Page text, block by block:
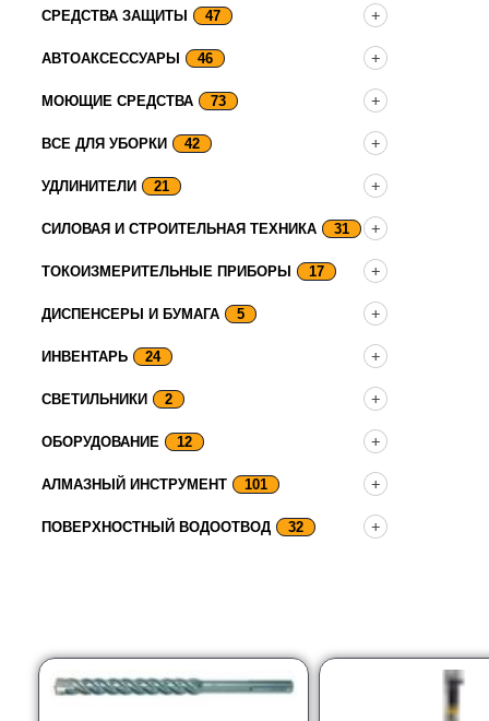
СРЕДСТВА ЗАЩИТЫ 47
АВТОАКСЕССУАРЫ 46
МОЮЩИЕ СРЕДСТВА 73
ВСЕ ДЛЯ УБОРКИ 42
УДЛИНИТЕЛИ 21
СИЛОВАЯ И СТРОИТЕЛЬНАЯ ТЕХНИКА 31
ТОКОИЗМЕРИТЕЛЬНЫЕ ПРИБОРЫ 17
ДИСПЕНСЕРЫ И БУМАГА 5
ИНВЕНТАРЬ 24
СВЕТИЛЬНИКИ 2
ОБОРУДОВАНИЕ 12
АЛМАЗНЫЙ ИНСТРУМЕНТ 101
ПОВЕРХНОСТНЫЙ ВОДООТВОД 32